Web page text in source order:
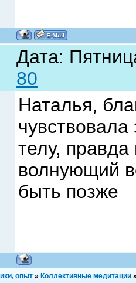
Дата:
80
Наталья,
телу, правда
волнующий
быть позже
опыт » Коллективные медитации